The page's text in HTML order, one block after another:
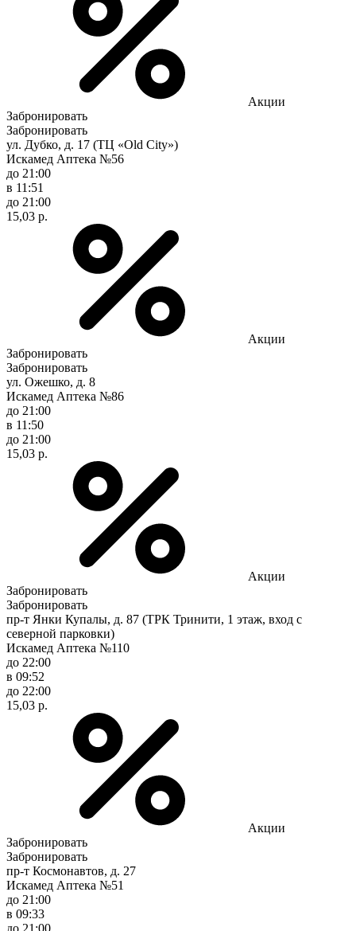
Акции
Забронировать
Забронировать
ул. Дубко, д. 17 (ТЦ «Old City»)
Искамед Аптека №56
до 21:00
в 11:51
до 21:00
15,03 р.
Акции
Забронировать
Забронировать
ул. Ожешко, д. 8
Искамед Аптека №86
до 21:00
в 11:50
до 21:00
15,03 р.
Акции
Забронировать
Забронировать
пр-т Янки Купалы, д. 87 (ТРК Тринити, 1 этаж, вход с
северной парковки)
Искамед Аптека №110
до 22:00
в 09:52
до 22:00
15,03 р.
Акции
Забронировать
Забронировать
пр-т Космонавтов, д. 27
Искамед Аптека №51
до 21:00
в 09:33
до 21:00